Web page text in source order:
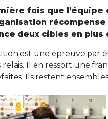
fois que
deux cibles en plus
est une épreuve par
Il en ressort une
Ils restent